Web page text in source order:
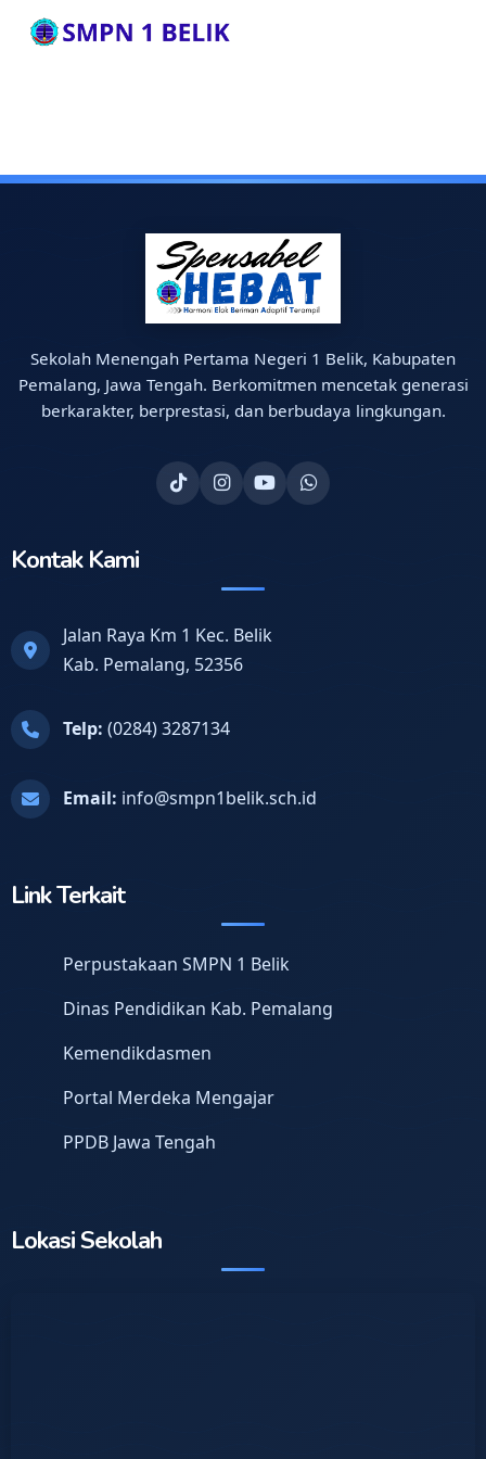
Sekolah Menengah Pertama Negeri 1 Belik, Kabupaten
Pemalang, Jawa Tengah. Berkomitmen mencetak generasi
berkarakter, berprestasi, dan berbudaya lingkungan.
Kontak Kami
Jalan Raya Km 1 Kec. Belik
Kab. Pemalang, 52356
Telp: (0284) 3287134
Email: info@smpn1belik.sch.id
Link Terkait
Perpustakaan SMPN 1 Belik
Dinas Pendidikan Kab. Pemalang
Kemendikdasmen
Portal Merdeka Mengajar
PPDB Jawa Tengah
Lokasi Sekolah